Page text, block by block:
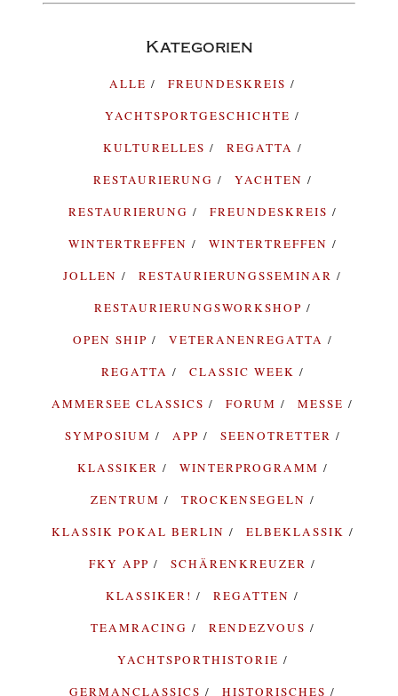
Kategorien
ALLE
FREUNDESKREIS
YACHTSPORTGESCHICHTE
KULTURELLES
REGATTA
RESTAURIERUNG
YACHTEN
RESTAURIERUNG
FREUNDESKREIS
WINTERTREFFEN
WINTERTREFFEN
JOLLEN
RESTAURIERUNGSSEMINAR
RESTAURIERUNGSWORKSHOP
OPEN SHIP
VETERANENREGATTA
REGATTA
CLASSIC WEEK
AMMERSEE CLASSICS
FORUM
MESSE
SYMPOSIUM
APP
SEENOTRETTER
KLASSIKER
WINTERPROGRAMM
ZENTRUM
TROCKENSEGELN
KLASSIK POKAL BERLIN
ELBEKLASSIK
FKY APP
SCHÄRENKREUZER
KLASSIKER!
REGATTEN
TEAMRACING
RENDEZVOUS
YACHTSPORTHISTORIE
GERMANCLASSICS
HISTORISCHES